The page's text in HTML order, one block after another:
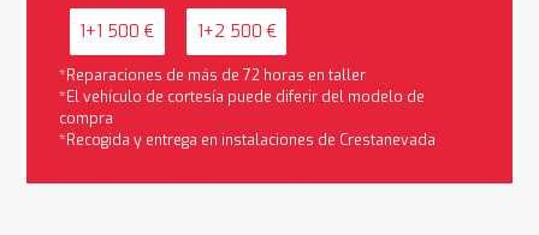
1+1 500 € 1+2 500 €
*Reparaciones de más de 72 horas en taller
*El vehículo de cortesía puede diferir del modelo de
compra
*Recogida y entrega en instalaciones de Crestanevada